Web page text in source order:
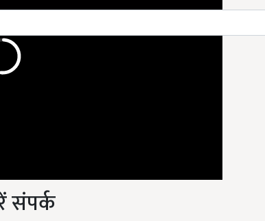
संपर्क
नंबर- 155261 या 1800115526 (टोल फ्री) या फिर 011-